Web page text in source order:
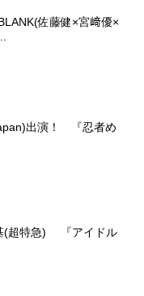
佐藤健×宮﨑優×
出演！ 『忍者め
(超特急) 『アイドル